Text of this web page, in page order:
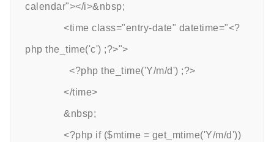
calendar"></i>&nbsp;
              <time class="entry-date" datetime="<?
php the_time('c') ;?>">
                <?php the_time('Y/m/d') ;?>
              </time>
              &nbsp;
              <?php if ($mtime = get_mtime('Y/m/d'))